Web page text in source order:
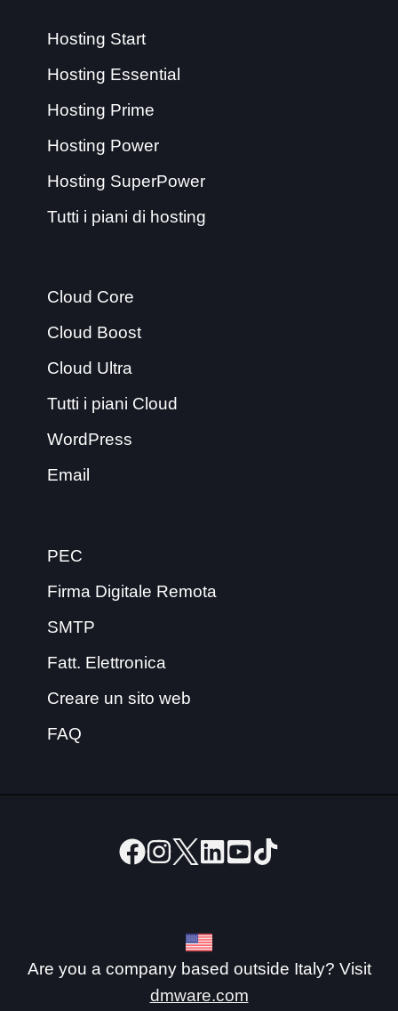
Hosting Start
Hosting Essential
Hosting Prime
Hosting Power
Hosting SuperPower
Tutti i piani di hosting
Cloud Core
Cloud Boost
Cloud Ultra
Tutti i piani Cloud
WordPress
Email
PEC
Firma Digitale Remota
SMTP
Fatt. Elettronica
Creare un sito web
FAQ
Are you a company based outside Italy? Visit
dmware.com